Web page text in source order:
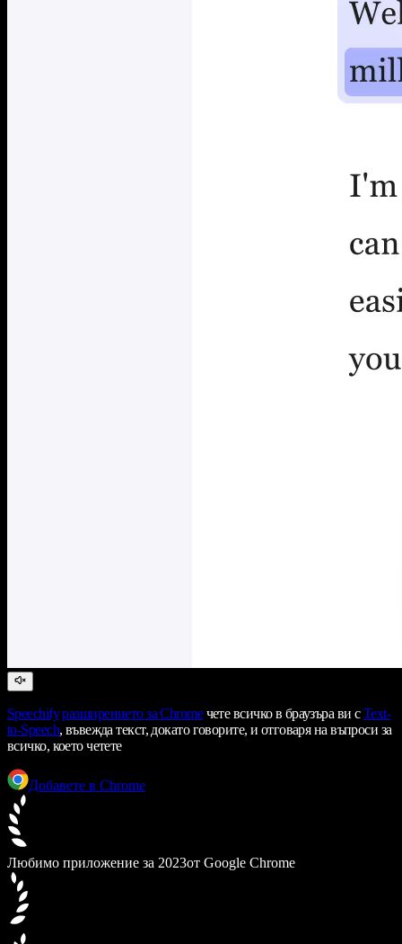
Speechify разширението за Chromeчете всичко в браузъра ви сText-
to-Speech, въвежда текст, докато говорите, и отговаря на въпроси за
всичко, което четете
Добавете в Chrome
Любимо приложение за 2023от Google Chrome